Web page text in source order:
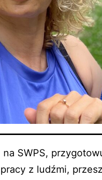
SWPS,
z ludźmi,